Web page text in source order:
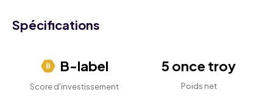
Spécifications
B-label
Score d'investissement
5 once troy
Poids net